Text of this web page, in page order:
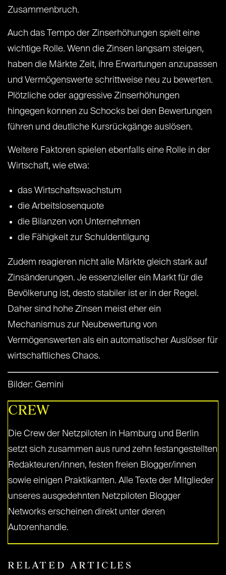
Zusammenbruch.
Auch das Tempo der Zinserhöhungen spielt eine
wichtige Rolle. Wenn die Zinsen langsam steigen,
haben die Märkte Zeit, ihre Erwartungen anzupassen
und Vermögenswerte schrittweise neu zu bewerten.
Plötzliche oder aggressive Zinserhöhungen
hingegen konnen zu Schocks bei den Bewertungen
führen und deutliche Kursrückgänge auslösen.
Weitere Faktoren spielen ebenfalls eine Rolle in der
Wirtschaft, wie etwa:
das Wirtschaftswachstum
die Arbeitslosenquote
die Bilanzen von Unternehmen
die Fähigkeit zur Schuldentilgung
Zudem reagieren nicht alle Märkte gleich stark auf
Zinsänderungen. Je essenzieller ein Markt für die
Bevölkerung ist, desto stabiler ist er in der Regel.
Daher sind hohe Zinsen meist eher ein
Mechanismus zur Neubewertung von
Vermögenswerten als ein automatischer Auslöser für
wirtschaftliches Chaos.
Bilder: Gemini
CREW
Die Crew der Netzpiloten in Hamburg und Berlin
setzt sich zusammen aus rund zehn festangestellten
Redakteuren/innen, festen freien Blogger/innen
sowie einigen Praktikanten. Alle Texte der Mitglieder
unseres ausgedehnten Netzpiloten Blogger
Networks erscheinen direkt unter deren
Autorenhandle.
RELATED ARTICLES